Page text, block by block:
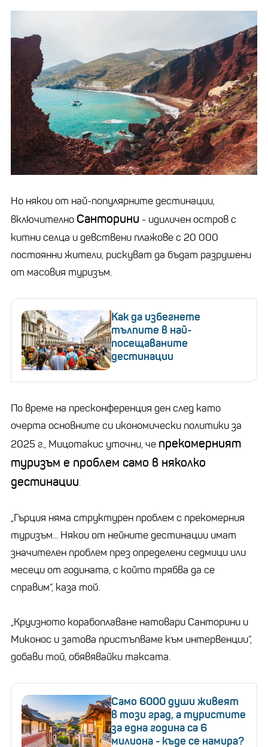
Но някои от най-популярните дестинации,
включително Санторини - идиличен остров с
китни селца и девствени плажове с 20 000
постоянни жители, рискуват да бъдат разрушени
от масовия туризъм.
Как да избегнете
тълпите в най-
посещаваните
дестинации
По време на пресконференция ден след като
очерта основните си икономически политики за
2025 г., Мицотакис уточни, че прекомерният
туризъм е проблем само в няколко
дестинации.
„Гърция няма структурен проблем с прекомерния
туризъм... Някои от нейните дестинации имат
значителен проблем през определени седмици или
месеци от годината, с който трябва да се
справим“, каза той.
„Круизното корабоплаване натовари Санторини и
Миконос и затова пристъпваме към интервенции“,
добави той, обявявайки таксата.
Само 6000 души живеят
в този град, а туристите
за една година са 6
милиона - къде се намира?